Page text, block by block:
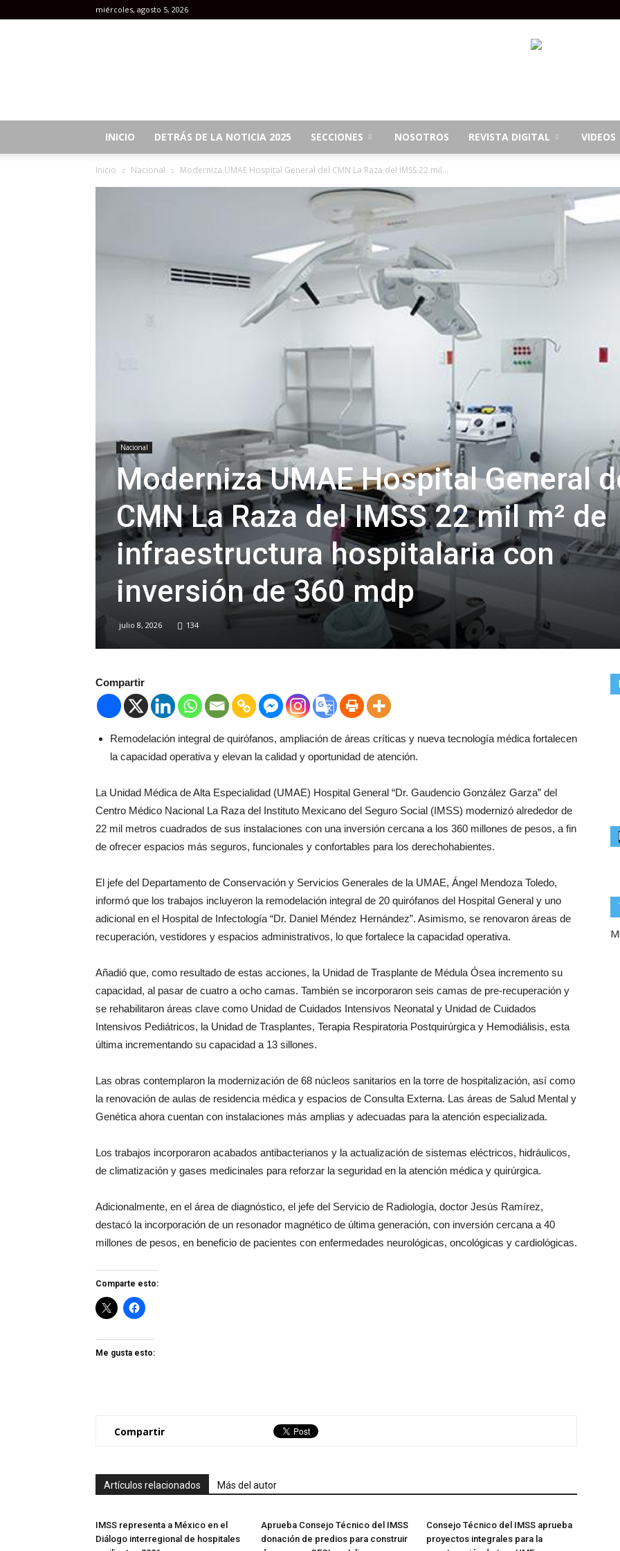
miércoles, agosto 5, 2026
INICIO DETRÁS DE LA NOTICIA 2025 SECCIONES NOSOTROS REVISTA DIGITAL VIDEOS
Inicio Nacional Moderniza UMAE Hospital General del CMN La Raza del IMSS 22 mil...
Nacional
Moderniza UMAE Hospital General
CMN La Raza del IMSS 22 mil m² de
infraestructura hospitalaria con
inversión de 360 mdp
julio 8, 2026 134
Compartir
Remodelación integral de quirófanos, ampliación de áreas críticas y nueva tecnología médica fortalecen
la capacidad operativa y elevan la calidad y oportunidad de atención.
La Unidad Médica de Alta Especialidad (UMAE) Hospital General “Dr. Gaudencio González Garza” del
Centro Médico Nacional La Raza del Instituto Mexicano del Seguro Social (IMSS) modernizó alrededor de
22 mil metros cuadrados de sus instalaciones con una inversión cercana a los 360 millones de pesos, a fin
de ofrecer espacios más seguros, funcionales y confortables para los derechohabientes.
El jefe del Departamento de Conservación y Servicios Generales de la UMAE, Ángel Mendoza Toledo,
informó que los trabajos incluyeron la remodelación integral de 20 quirófanos del Hospital General y uno
adicional en el Hospital de Infectología “Dr. Daniel Méndez Hernández”. Asimismo, se renovaron áreas de
recuperación, vestidores y espacios administrativos, lo que fortalece la capacidad operativa.
Añadió que, como resultado de estas acciones, la Unidad de Trasplante de Médula Ósea incremento su
capacidad, al pasar de cuatro a ocho camas. También se incorporaron seis camas de pre-recuperación y
se rehabilitaron áreas clave como Unidad de Cuidados Intensivos Neonatal y Unidad de Cuidados
Intensivos Pediátricos, la Unidad de Trasplantes, Terapia Respiratoria Postquirúrgica y Hemodiálisis, esta
última incrementando su capacidad a 13 sillones.
Las obras contemplaron la modernización de 68 núcleos sanitarios en la torre de hospitalización, así como
la renovación de aulas de residencia médica y espacios de Consulta Externa. Las áreas de Salud Mental y
Genética ahora cuentan con instalaciones más amplias y adecuadas para la atención especializada.
Los trabajos incorporaron acabados antibacterianos y la actualización de sistemas eléctricos, hidráulicos,
de climatización y gases medicinales para reforzar la seguridad en la atención médica y quirúrgica.
Adicionalmente, en el área de diagnóstico, el jefe del Servicio de Radiología, doctor Jesús Ramírez,
destacó la incorporación de un resonador magnético de última generación, con inversión cercana a 40
millones de pesos, en beneficio de pacientes con enfermedades neurológicas, oncológicas y cardiológicas.
Comparte esto:
Me gusta esto:
Compartir
Artículos relacionados Más del autor
IMSS representa a México en el
Diálogo interregional de hospitales
Aprueba Consejo Técnico del IMSS
donación de predios para construir
Consejo Técnico del IMSS aprueba
proyectos integrales para la